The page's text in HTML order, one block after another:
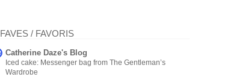
FAVES / FAVORIS
Catherine Daze's Blog
Iced cake: Messenger bag from The Gentleman’s
Wardrobe